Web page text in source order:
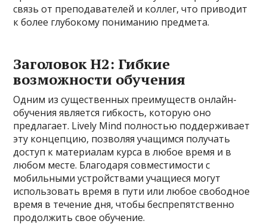
связь от преподавателей и коллег, что приводит
к более глубокому пониманию предмета.
Заголовок H2: Гибкие
возможности обучения
Одним из существенных преимуществ онлайн-
обучения является гибкость, которую оно
предлагает. Lively Mind полностью поддерживает
эту концепцию, позволяя учащимся получать
доступ к материалам курса в любое время и в
любом месте. Благодаря совместимости с
мобильными устройствами учащиеся могут
использовать время в пути или любое свободное
время в течение дня, чтобы беспрепятственно
продолжить свое обучение.